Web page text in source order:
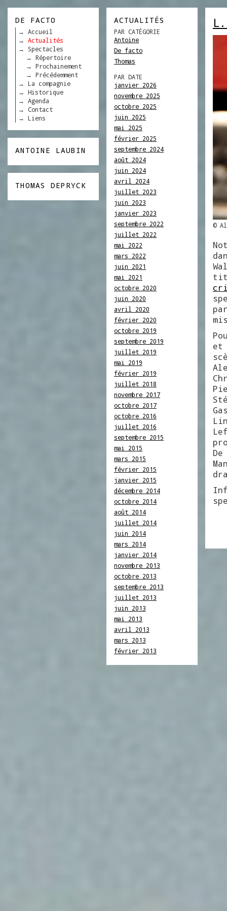
DE FACTO
Accueil
Actualités
Spectacles
Répertoire
Prochainement
Précédemment
La compagnie
Historique
Agenda
Contact
Liens
ANTOINE LAUBIN
THOMAS DEPRYCK
ACTUALITÉS
PAR CATÉGORIE
Antoine
De facto
Thomas
PAR DATE
janvier 2026
novembre 2025
octobre 2025
juin 2025
mai 2025
février 2025
septembre 2024
août 2024
juin 2024
avril 2024
juillet 2023
juin 2023
janvier 2023
septembre 2022
juillet 2022
mai 2022
mars 2022
juin 2021
mai 2021
octobre 2020
juin 2020
avril 2020
février 2020
octobre 2019
septembre 2019
juillet 2019
mai 2019
février 2019
juillet 2018
novembre 2017
octobre 2017
octobre 2016
juillet 2016
septembre 2015
mai 2015
mars 2015
février 2015
janvier 2015
décembre 2014
octobre 2014
août 2014
juillet 2014
juin 2014
mars 2014
janvier 2014
novembre 2013
octobre 2013
septembre 2013
juillet 2013
juin 2013
mai 2013
avril 2013
mars 2013
février 2013
©
et